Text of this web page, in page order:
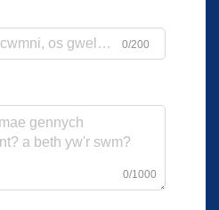
0/200
0/1000